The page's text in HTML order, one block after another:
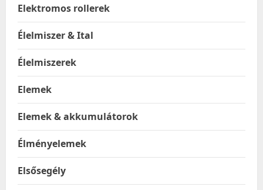
Elektromos rollerek
Élelmiszer & Ital
Élelmiszerek
Elemek
Elemek & akkumulátorok
Élményelemek
Elsősegély